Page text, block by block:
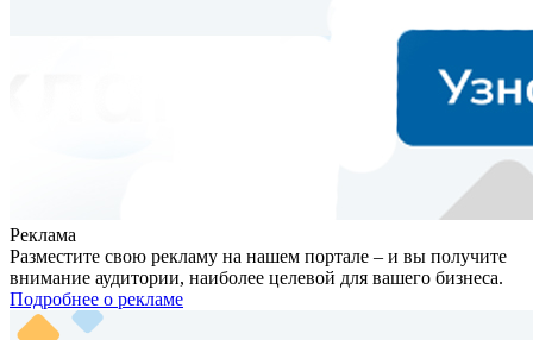
Реклама
Разместите свою рекламу на нашем портале – и вы получите
внимание аудитории, наиболее целевой для вашего бизнеса.
Подробнее о рекламе